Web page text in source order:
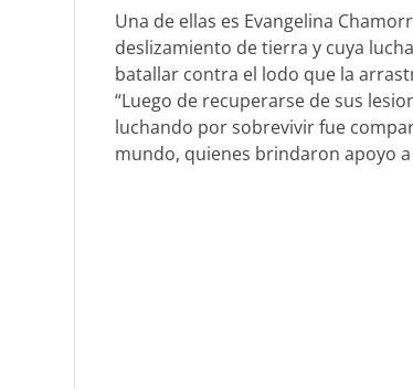
Una de ellas es Evangelina
deslizamiento de tierra y cuya
batallar contra el lodo que la
“Luego de recuperarse de sus
luchando por sobrevivir fue
mundo, quienes brindaron apoyo a